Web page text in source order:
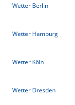
Wetter Berlin
Wetter Hamburg
Wetter Köln
Wetter Dresden